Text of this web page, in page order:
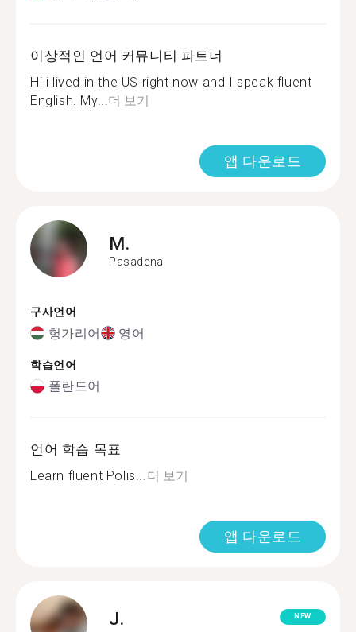
이상적인 언어 커뮤니티 파트너
Hi i lived in the US right now and I speak fluent
English. My...더 보기
앱 다운로드
M.
Pasadena
구사언어
헝가리어 영어
학습언어
폴란드어
언어 학습 목표
Learn fluent Polis...더 보기
앱 다운로드
J. NEW